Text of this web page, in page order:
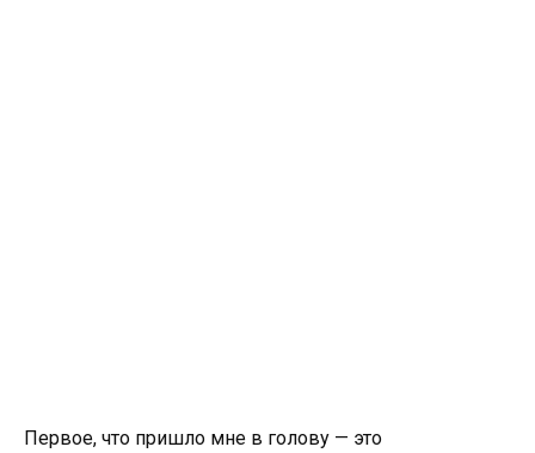
Первое, что пришло мне в голову — это